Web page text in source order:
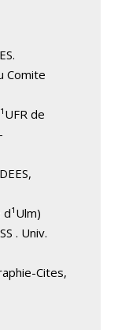
Comite
de
. Univ.
Cites,